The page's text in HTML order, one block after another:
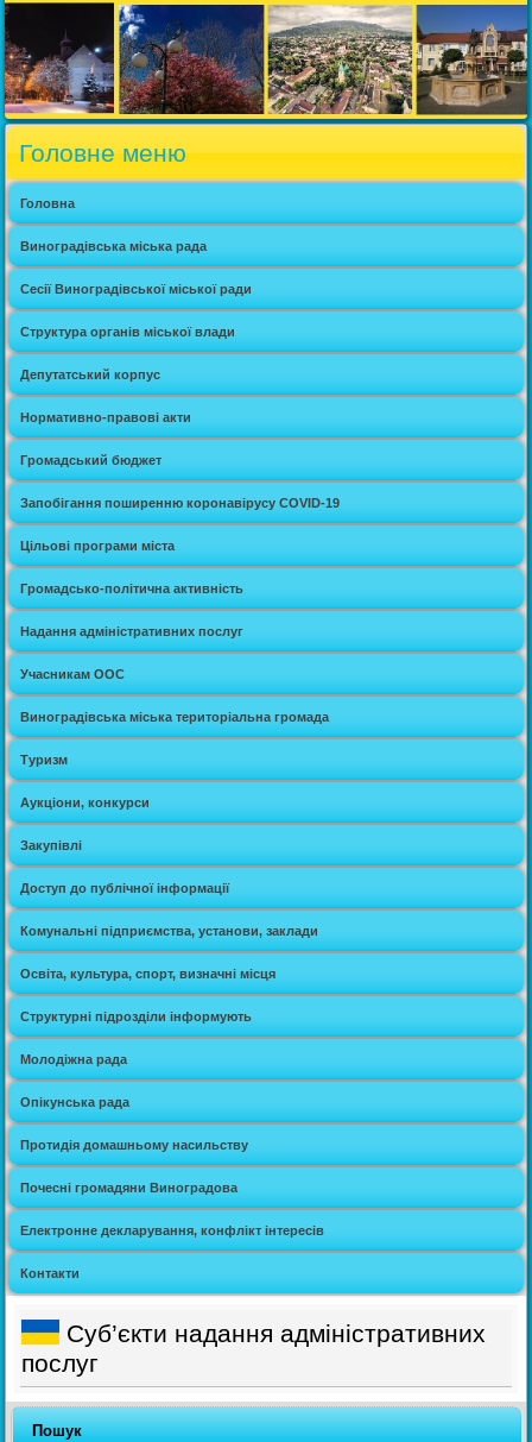
Головне меню
Головна
Виноградівська міська рада
Сесії Виноградівської міської ради
Структура органів міської влади
Депутатський корпус
Нормативно-правові акти
Громадський бюджет
Запобігання поширенню коронавірусу COVID-19
Цільові програми міста
Громадсько-політична активність
Надання адміністративних послуг
Учасникам ООС
Виноградівська міська територіальна громада
Туризм
Аукціони, конкурси
Закупівлі
Доступ до публічної інформації
Комунальні підприємства, установи, заклади
Освіта, культура, спорт, визначні місця
Структурні підрозділи інформують
Молодіжна рада
Опікунська рада
Протидія домашньому насильству
Почесні громадяни Виноградова
Електронне декларування, конфлікт інтересів
Контакти
Суб’єкти надання адміністративних
послуг
Пошук